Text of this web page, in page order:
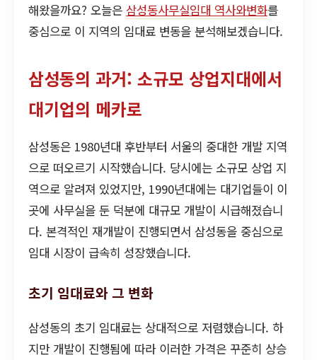
해왔을까요? 오늘은 삼성동사무실임대 역사와변화를
중심으로 이 지역의 임대료 변동을 분석해보겠습니다.
삼성동의 과거: 소규모 상업지대에서
대기업의 메카로
삼성동은 1980년대 후반부터 서울의 중대한 개발 지역
으로 떠오르기 시작했습니다. 당시에는 소규모 상업 지
역으로 알려져 있었지만, 1990년대에는 대기업들이 이
곳에 사무실을 둔 덕분에 대규모 개발이 시급해졌습니
다. 본격적인 재개발이 진행되면서 삼성동을 중심으로
임대 시장이 급속히 성장했습니다.
초기 임대료와 그 변화
삼성동의 초기 임대료는 상대적으로 저렴했습니다. 하
지만 개발이 진행됨에 따라 이러한 가격은 꾸준히 상승